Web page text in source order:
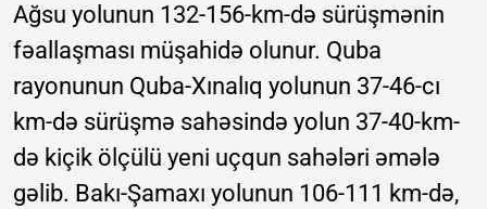
Ağsu yolunun 132-156-km-də sürüşmənin
fəallaşması müşahidə olunur. Quba
rayonunun Quba-Xınalıq yolunun 37-46-cı
km-də sürüşmə sahəsində yolun 37-40-km-
də kiçik ölçülü yeni uçqun sahələri əmələ
gəlib. Bakı-Şamaxı yolunun 106-111 km-də,